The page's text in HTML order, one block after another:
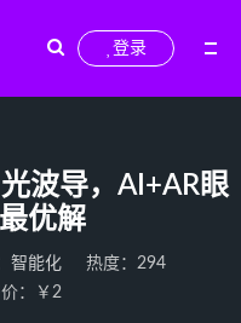
登录
波导，AI+AR眼
优解
智能化
热度：294
：￥2